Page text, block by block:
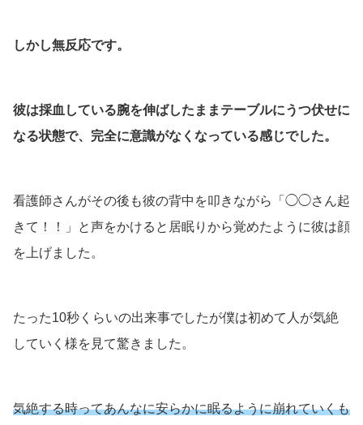
しかし無反応です。
彼は採血している腕を伸ばしたままテーブルにうつ伏せに
なる状態で、完全に意識がなくなっている感じでした。
看護師さんがその後も彼の背中を叩きながら「◯◯さん起
きて！！」と声をかけると居眠りから覚めたように彼は顔
を上げました。
たった10秒くらいの出来事でしたが僕は初めて人が気絶
していく様を見て驚きました。
気絶する時ってあんなに安らかに眠るように崩れていくも